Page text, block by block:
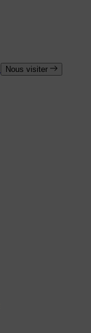
Nous visiter